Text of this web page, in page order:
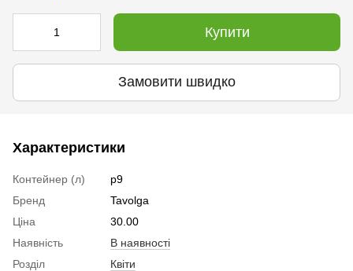
Купити
Замовити швидко
Характеристики
Контейнер (л)
р9
Бренд
Tavolga
Ціна
30.00
Наявність
В наявності
Розділ
Квіти